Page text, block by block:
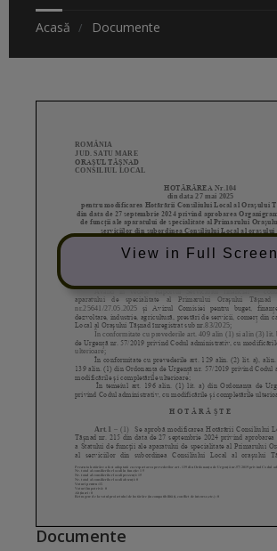
Acasă Documente
View in Full Screen
Documente